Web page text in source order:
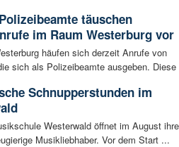
täuschen
im Raum Westerburg vor
häufen sich derzeit Anrufe von
sich als Polizeibeamte ausgeben. Diese
Schnupperstunden im
Westerwald öffnet im August ihre
Musikliebhaber. Vor dem Start ...